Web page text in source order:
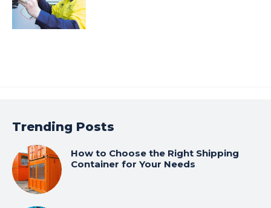
Trending Posts
How to Choose the Right Shipping
Container for Your Needs